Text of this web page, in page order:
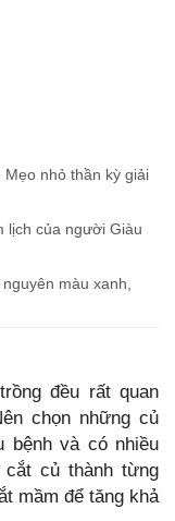
nhỏ thần kỳ giải
lịch của người Giàu
màu xanh,
đều rất quan
chọn những củ
bệnh và có nhiều
củ thành từng
mầm để tăng khả